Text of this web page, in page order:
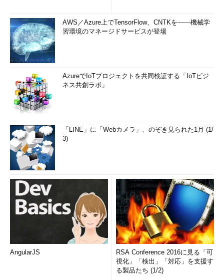
AWS／Azure上でTensorFlow、CNTKを――機械学
習環境のマネージドサービスが登場
AzureでIoTプロジェクトを共同検証する「IoTビジ
ネス共創ラボ」
「LINE」に「Webカメラ」、のぞき見られた1月 (1/
3)
AngularJS
RSA Conference 2016に見る「可
視化」「検出」「対応」を支援す
る製品たち (1/2)